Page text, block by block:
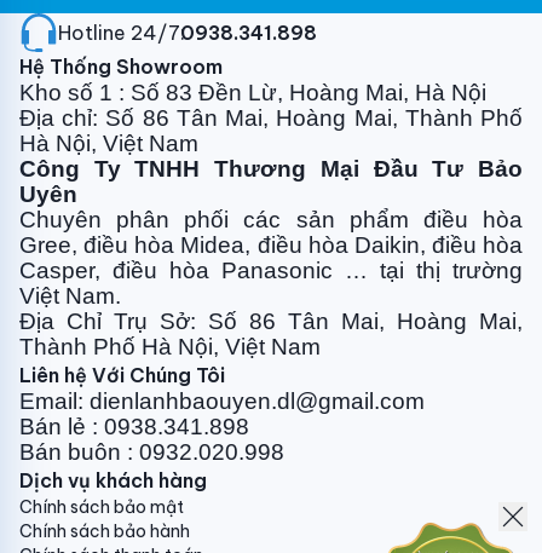
hòa và thổi nhẹ nhàng theo vòng tròn từ dàn lạnh.
Panasonic nanoeX diệt khuẩn khử mùi hiệu
quả
Ngày nay ô nhiễm không khí trở thành vấn đề nhức
nhối của toàn cầu ảnh hưởng đặc biệt nghiêm trọng
tới sức khỏe của người dân với các bệnh liên quan: hô
hấp, tim mạch...
Vì thế công nghệ lọc khí và diệt khuẩn nói chung
được các hãng điều hòa đặc biệt quan tâm nhằm
tích hợp vào cho sản phẩm của mình.
Công nghệ nanoe ™ X độc quyền của Panasonic ức
chế hiệu quả các chất gây ô nhiễm không khí, giúp
khử mùi hôi, ức chế vi khuẩn & vi rút, nấm mốc, chất
gây dị ứng, phấn hoa và các chất độc hại cũng như
Hotline 24/7:0938.341.898
Hệ Thống Showroom
Kho số 1 : Số 83 Đền Lừ, Hoàng Mai, Hà Nội
Địa chỉ: Số 86 Tân Mai, Hoàng Mai, Thành Phố
Hà Nội, Việt Nam
Công Ty TNHH Thương Mại Đầu Tư Bảo
Uyên
Chuyên phân phối các sản phẩm điều hòa
Gree, điều hòa Midea, điều hòa Daikin, điều hòa
Casper, điều hòa Panasonic … tại thị trường
Việt Nam.
Địa Chỉ Trụ Sở: Số 86 Tân Mai, Hoàng Mai,
Thành Phố Hà Nội, Việt Nam
Liên hệ Với Chúng Tôi
Email: dienlanhbaouyen.dl@gmail.com
Bán lẻ : 0938.341.898
Bán buôn : 0932.020.998
Dịch vụ khách hàng
Chính sách bảo mật
Chính sách bảo hành